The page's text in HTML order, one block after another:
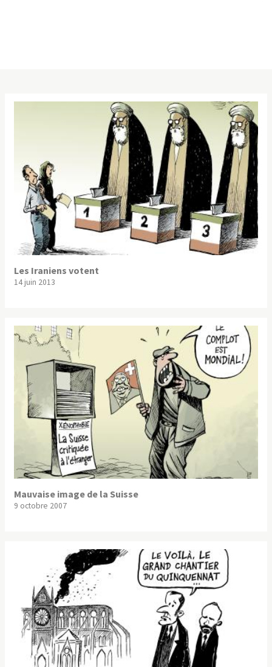
Les Iraniens votent
14 juin 2013
Mauvaise image de la Suisse
9 octobre 2007